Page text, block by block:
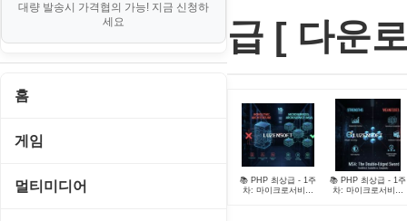
대량 발송시 가격협의 가능! 지금 신청하
세요
홈
게임
게임 관련 툴
멀티미디어
급 [ 다운
📚 PHP 최상급 - 1주
차: 마이크로서비스
📚 PHP 최상급 - 1주
차: 마이크로서비스